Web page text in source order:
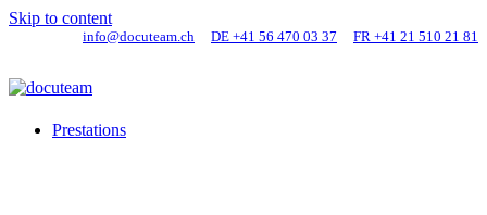
Skip to content
info@docuteam.ch DE +41 56 470 03 37 FR +41 21 510 21 81
Prestations